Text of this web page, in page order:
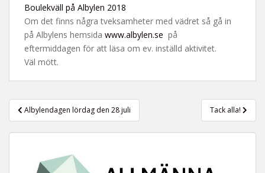
Boulekväll på Albylen 2018
Om det finns några tveksamheter med vädret så gå in
på Albylens hemsida www.albylen.se på
eftermiddagen för att läsa om ev. inställd aktivitet.
Väl mött.
Inläggsnavigering
Albylendagen lördag den 28 juli Tack alla!